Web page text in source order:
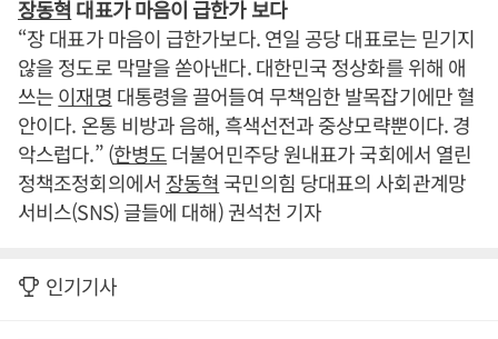
장동혁 대표가 마음이 급한가 보다
“장 대표가 마음이 급한가보다. 연일 공당 대표로는 믿기지
않을 정도로 막말을 쏟아낸다. 대한민국 정상화를 위해 애
쓰는이재명 대통령을 끌어들여 무책임한 발목잡기에만 혈
안이다. 온통 비방과 음해, 흑색선전과 중상모략뿐이다. 경
악스럽다.” (한병도더불어민주당 원내표가 국회에서 열린
정책조정회의에서 장동혁 국민의힘 당대표의 사회관계망
서비스(SNS) 글들에 대해) 권석천 기자
인기기사